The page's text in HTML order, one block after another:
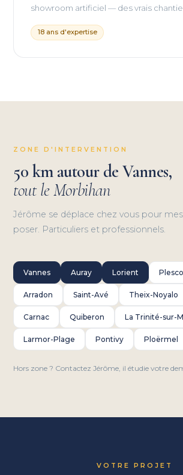
showroom artificiel — des vrais
18 ans d'expertise
ZONE D'INTERVENTION
50 km autour de Vannes,
tout le Morbihan
Jérôme se déplace chez vous pour
poser. Particuliers et professionnels.
Vannes Auray Lorient
Arradon Saint-Avé Theix-Noyalo
Carnac Quiberon La Trinité-sur-
Larmor-Plage Pontivy Ploërmel
Hors zone ? Contactez Jérôme, il étudie votre
VOTRE PROJET